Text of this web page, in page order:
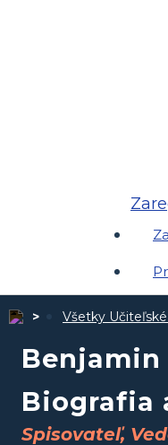
Všetky
Biografia
Spisovateľ,